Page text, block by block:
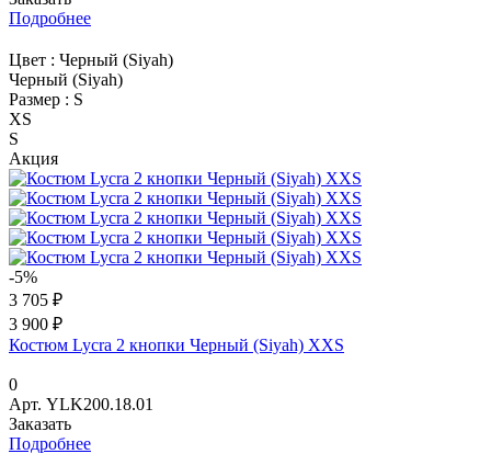
Подробнее
Цвет : Черный (Siyah)
Черный (Siyah)
Размер : S
XS
S
Акция
-5%
3 705 ₽
3 900 ₽
Костюм Lycra 2 кнопки Черный (Siyah) XXS
0
Арт. YLK200.18.01
Заказать
Подробнее